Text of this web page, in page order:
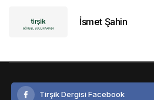
İsmet Şahin
Tirşik Dergisi Facebook